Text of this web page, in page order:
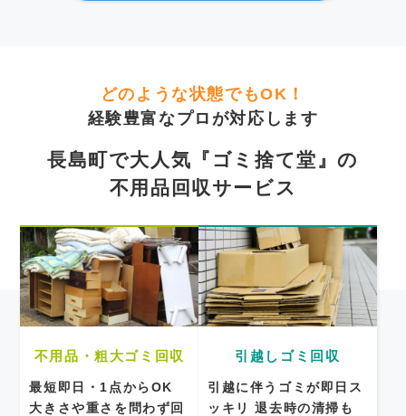
どのような状態でもOK！
経験豊富なプロが対応します
長島町で大人気『ゴミ捨て堂』の
不用品回収サービス
不用品・粗大ゴミ回収
最短即日・1点からOK
大きさや重さを問わず回
引越しゴミ回収
引越に伴うゴミが即日ス
ッキリ
退去時の清掃も